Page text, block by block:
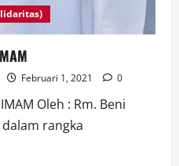
Februari 1, 2021 0
Oleh : Rm. Beni
rangka